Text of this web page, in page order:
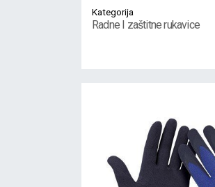
Kategorija
Radne I zaštitne rukavice